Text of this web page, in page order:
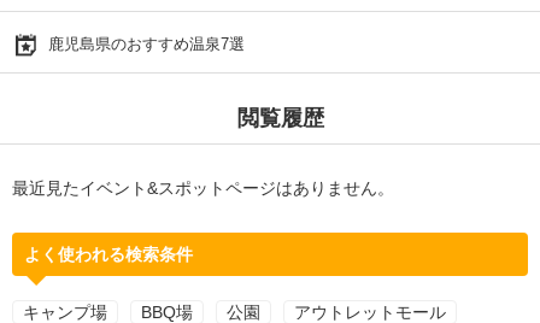
鹿児島県のおすすめ温泉7選
閲覧履歴
最近見たイベント&スポットページはありません。
よく使われる検索条件
キャンプ場 BBQ場 公園 アウトレットモール